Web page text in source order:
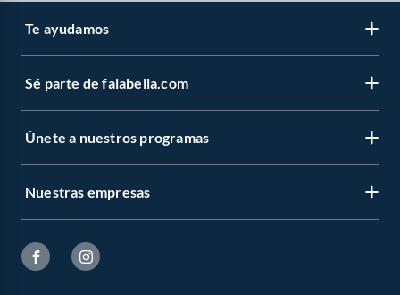
Te ayudamos
Sé parte de falabella.com
Únete a nuestros programas
Nuestras empresas